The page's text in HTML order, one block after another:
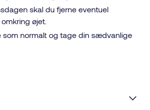
skal du fjerne eventuel
øjet.
som normalt og tage din sædvanlige